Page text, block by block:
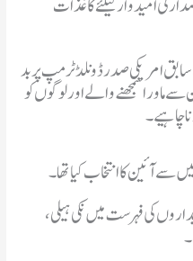
امیدوار کیلئے کاغذات
امریکی صدر ڈونلڈ ٹرمپ پر بد
ماورا سمجھنے والے اور لوگوں کو
چاہیے۔
سے آئین کا انتخاب کیا تھا۔
کی فہرست میں نکی ہیلی،